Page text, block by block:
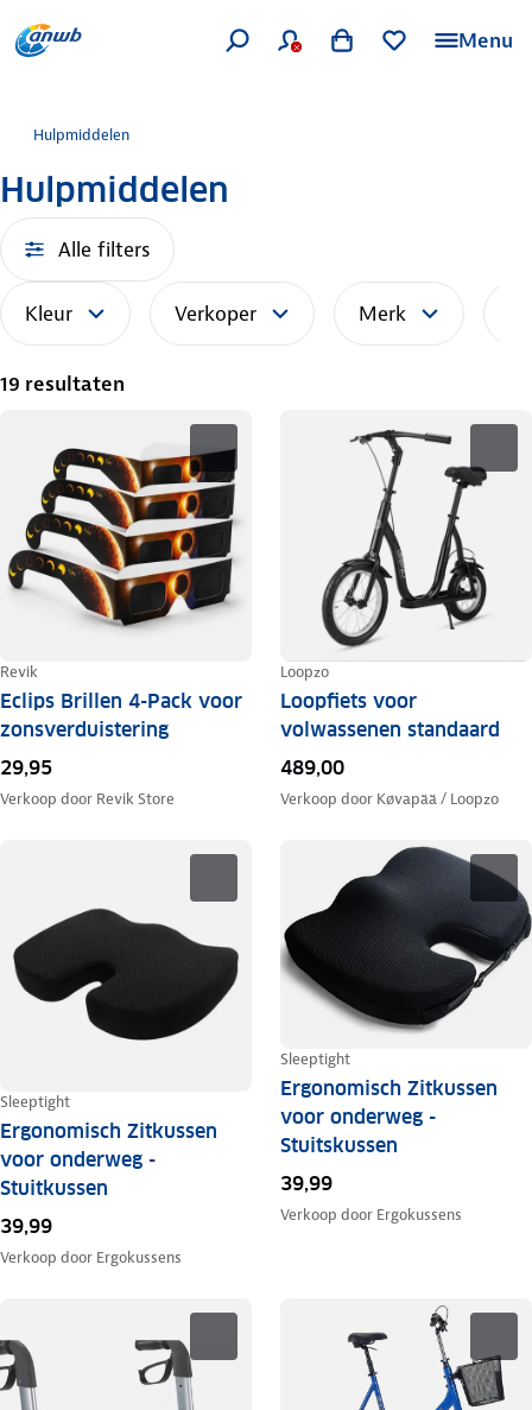
Menu
Hulpmiddelen
Hulpmiddelen
Alle filters
Kleur Verkoper Merk
19 resultaten
Revik
Eclips Brillen 4-Pack voor
zonsverduistering
29,95
Verkoop door Revik Store
Loopzo
Loopfiets voor
volwassenen standaard
489,00
Verkoop door Køvapää / Loopzo
Sleeptight
Ergonomisch Zitkussen
voor onderweg -
Stuitkussen
39,99
Verkoop door Ergokussens
Sleeptight
Ergonomisch Zitkussen
voor onderweg -
Stuitskussen
39,99
Verkoop door Ergokussens